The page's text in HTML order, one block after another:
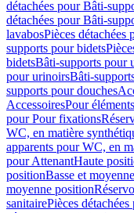
détachées pour Bâti-
détachées pour Bâti-
lavabosPièces
supports pour bidets
bidetsBâti-supports pour
pour urinoirsBâti-
supports pour douches
AccessoiresPour
pour Pour fixations
WC, en matière
apparents pour WC, en
pour AttenantHaute
positionBasse et
moyenne position
sanitairePièces